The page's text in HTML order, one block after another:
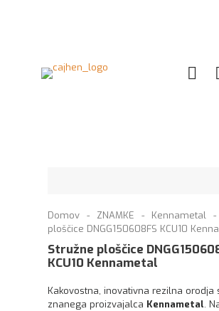
Domov - ZNAMKE - Kennametal -
ploščice DNGG150608FS KCU10
Stružne ploščice
KCU10 Kennametal
Kakovostna, inovativna rezilna orodja
znanega proizvajalca Kennametal.